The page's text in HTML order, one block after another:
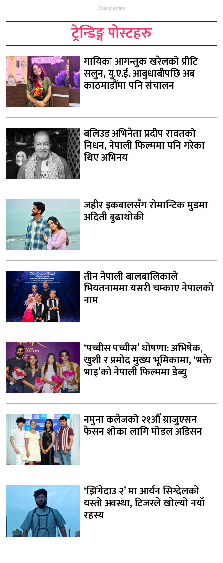
ट्रेन्डिङ्ग पोस्टहरु
गायिका आगन्तुक खरेलको प्रीटि
सलुन, यु.ए.ई. आबुधाबीपछि अब
काठमाडौंमा पनि संचालन
बलिउड अभिनेता प्रदीप रावतको
निधन, नेपाली फिल्ममा पनि गरेका
थिए अभिनय
जहीर इकबालसँग रोमान्टिक मुडमा
अदिती बुढाथोकी
तीन नेपाली बालबालिकाले
भियतनाममा यसरी चम्काए नेपालको
नाम
‘पच्चीस पच्चीस’ घोषणा: अभिषेक,
खुशी र प्रमोद मुख्य भूमिकामा, ‘भक्ते
भाइ’को नेपाली फिल्ममा डेब्यु
नमुना कलेजको २१औँ ग्राजुएसन
फेसन शोका लागि मोडल अडिसन
‘झिँगेदाउ २’ मा आर्यन सिग्देलको
यस्तो अवस्था, टिजरले खोल्यो नयाँ
रहस्य